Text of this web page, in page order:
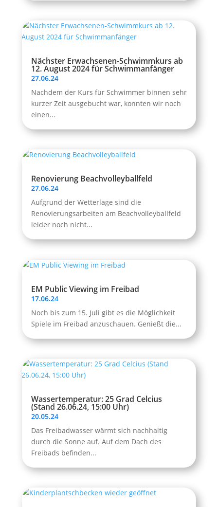
Nächster Erwachsenen-Schwimmkurs ab
12. August 2024 für Schwimmanfänger
27.06.24
Nachdem der Kurs für Schwimmer binnen sehr
kurzer Zeit ausgebucht war, konnten wir noch
einen...
Renovierung Beachvolleyballfeld
27.06.24
Aufgrund der Wetterlage sind die
Renovierungsarbeiten am Beachvolleyballfeld
leider noch nicht...
EM Public Viewing im Freibad
17.06.24
Noch bis zum 15. Juli gibt es die Möglichkeit
Spiele im Freibad anzuschauen. Genießt die...
Wassertemperatur: 25 Grad Celcius
(Stand 26.06.24, 15:00 Uhr)
20.05.24
Das Freibadwasser wärmt sich nachhaltig
durch die Sonne auf. Auf dem Dach des
Freibads befinden...